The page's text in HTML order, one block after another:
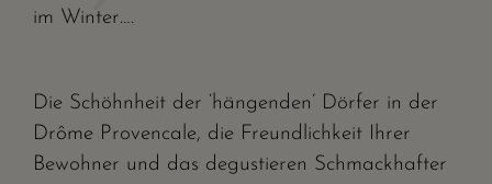
im Winter….
Die Schöhnheit der ‘hängenden’ Dörfer in der
Drôme Provencale, die Freundlichkeit Ihrer
Bewohner und das degustieren Schmackhafter